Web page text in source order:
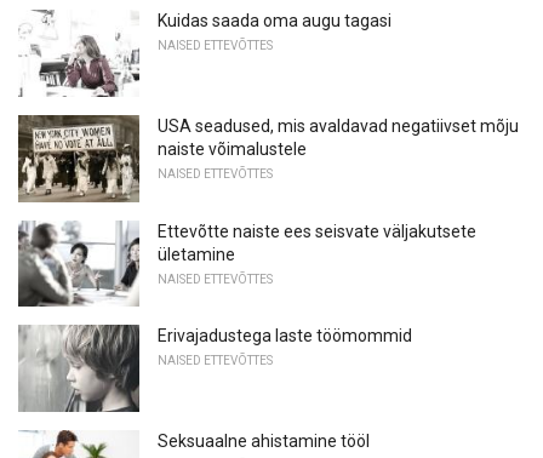
Kuidas saada oma augu tagasi
NAISED ETTEVÕTTES
USA seadused, mis avaldavad negatiivset mõju
naiste võimalustele
NAISED ETTEVÕTTES
Ettevõtte naiste ees seisvate väljakutsete
ületamine
NAISED ETTEVÕTTES
Erivajadustega laste töömommid
NAISED ETTEVÕTTES
Seksuaalne ahistamine tööl